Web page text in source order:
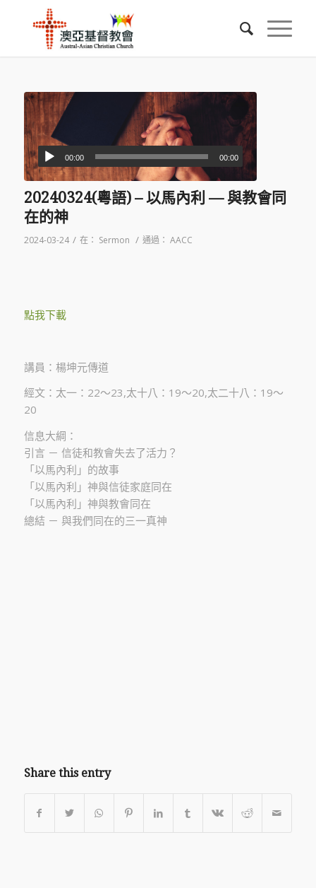
00:00 00:00
20240324(粵語) – 以馬內利 — 與教會同
在的神
2024-03-24 / 在： Sermon / 通過： AACC
點我下載
講員：楊坤元傳道
經文：太一：22～23,太十八：19～20,太二十八：19～
20
信息大綱：
引言 － 信徒和教會失去了活力？
「以馬內利」的故事
「以馬內利」神與信徒家庭同在
「以馬內利」神與教會同在
總結 － 與我們同在的三一真神
Share this entry